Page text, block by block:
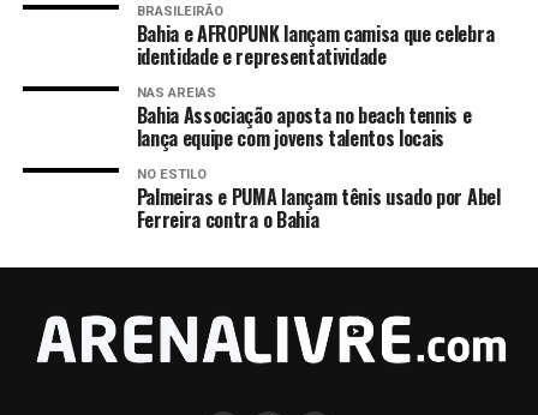
BRASILEIRÃO
Bahia e AFROPUNK lançam camisa que celebra
identidade e representatividade
NAS AREIAS
Bahia Associação aposta no beach tennis e
lança equipe com jovens talentos locais
NO ESTILO
Palmeiras e PUMA lançam tênis usado por Abel
Ferreira contra o Bahia